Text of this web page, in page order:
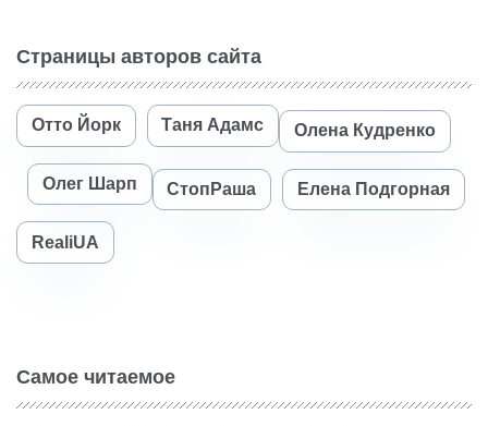
Страницы авторов сайта
Отто Йорк Таня Адамс Олена Кудренко
Олег Шарп СтопРаша Елена Подгорная
RealiUA
Самое читаемое